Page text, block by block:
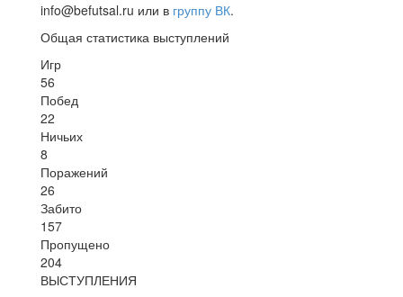
info@befutsal.ru или в группу ВК.
Общая статистика выступлений
Игр
56
Побед
22
Ничьих
8
Поражений
26
Забито
157
Пропущено
204
ВЫСТУПЛЕНИЯ